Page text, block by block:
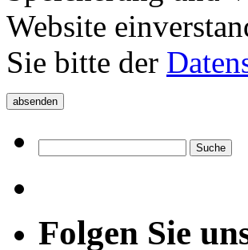
Website
Sie bitte der
Folgen Sie